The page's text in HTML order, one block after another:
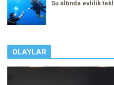
Su altında evlilik
OLAYLAR